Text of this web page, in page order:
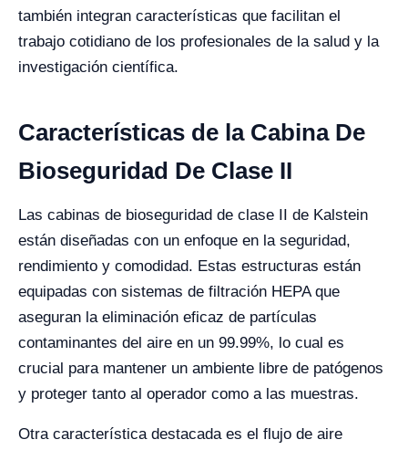
también integran características que facilitan el
trabajo cotidiano de los profesionales de la salud y la
investigación científica.
Características de la Cabina De
Bioseguridad De Clase II
Las cabinas de bioseguridad de clase II de Kalstein
están diseñadas con un enfoque en la seguridad,
rendimiento y comodidad. Estas estructuras están
equipadas con sistemas de filtración HEPA que
aseguran la eliminación eficaz de partículas
contaminantes del aire en un 99.99%, lo cual es
crucial para mantener un ambiente libre de patógenos
y proteger tanto al operador como a las muestras.
Otra característica destacada es el flujo de aire